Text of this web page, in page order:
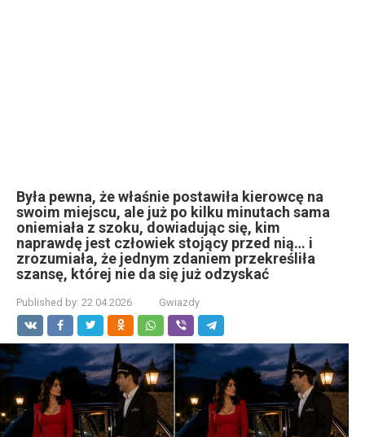
Była pewna, że właśnie postawiła kierowcę na
swoim miejscu, ale już po kilku minutach sama
oniemiała z szoku, dowiadując się, kim
naprawdę jest człowiek stojący przed nią… i
zrozumiała, że jednym zdaniem przekreśliła
szansę, której nie da się już odzyskać
Published by: 22.04.2026 Gwiazdy